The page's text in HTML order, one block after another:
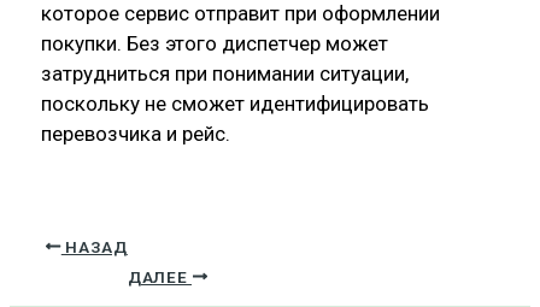
которое сервис отправит при оформлении
покупки. Без этого диспетчер может
затрудниться при понимании ситуации,
поскольку не сможет идентифицировать
перевозчика и рейс.
НАЗАД
ДАЛЕЕ